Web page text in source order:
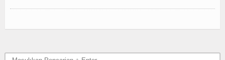
Kemiskinan
Ekonomi